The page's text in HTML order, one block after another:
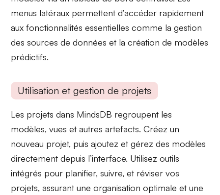
menus latéraux permettent d’accéder rapidement
aux fonctionnalités essentielles comme la gestion
des sources de données et la création de modèles
prédictifs.
Utilisation et gestion de projets
Les projets dans MindsDB regroupent les
modèles, vues et autres artefacts. Créez un
nouveau projet, puis ajoutez et gérez des modèles
directement depuis l’interface. Utilisezoutils
intégrés pour planifier, suivre, et réviser vos
projets, assurant une organisation optimale et une